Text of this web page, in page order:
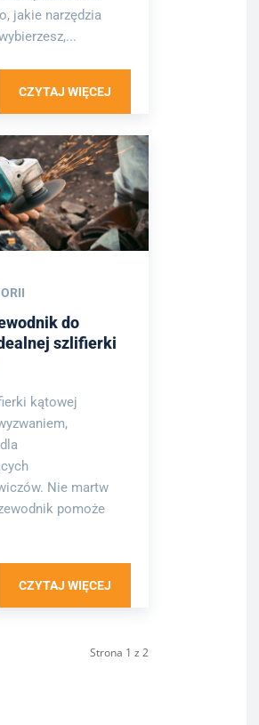
jakie narzędzia
CZYTAJ WIĘCEJ
do
szlifierki
kątowej
Nie martw
pomoże
CZYTAJ WIĘCEJ
Strona 1 z 2